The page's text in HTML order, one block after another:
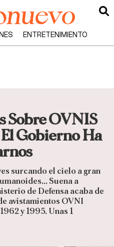
ENTRETENIMIENTO
Sobre OVNIS
Gobierno Ha
surcando el cielo a gran
Suena a
de Defensa acaba de
avistamientos OVNI
y 1995. Unas 1